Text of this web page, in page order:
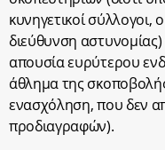
κυνηγετικοί σύλλογοι,
διεύθυνση
απουσία ευρύτερου
άθλημα της
ενασχόληση, που δεν
προδιαγραφών).